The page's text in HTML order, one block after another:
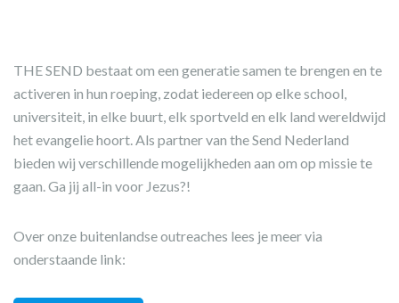
THE SEND bestaat om een generatie samen te brengen en te
activeren in hun roeping, zodat iedereen op elke school,
universiteit, in elke buurt, elk sportveld en elk land wereldwijd
het evangelie hoort. Als partner van the Send Nederland
bieden wij verschillende mogelijkheden aan om op missie te
gaan. Ga jij all-in voor Jezus?!
Over onze buitenlandse outreaches lees je meer via
onderstaande link: